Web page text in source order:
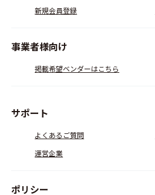
新規会員登録
事業者様向け
掲載希望ベンダーはこちら
サポート
よくあるご質問
運営企業
ポリシー